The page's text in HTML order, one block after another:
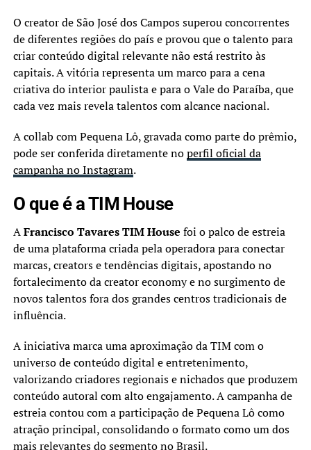
O creator de São José dos Campos superou concorrentes
de diferentes regiões do país e provou que o talento para
criar conteúdo digital relevante não está restrito às
capitais. A vitória representa um marco para a cena
criativa do interior paulista e para o Vale do Paraíba, que
cada vez mais revela talentos com alcance nacional.
A collab com Pequena Lô, gravada como parte do prêmio,
pode ser conferida diretamente noperfil oficial da
campanha no Instagram.
O que é a TIM House
AFrancisco Tavares TIM House foi o palco de estreia
de uma plataforma criada pela operadora para conectar
marcas, creators e tendências digitais, apostando no
fortalecimento da creator economy e no surgimento de
novos talentos fora dos grandes centros tradicionais de
influência.
A iniciativa marca uma aproximação da TIM com o
universo de conteúdo digital e entretenimento,
valorizando criadores regionais e nichados que produzem
conteúdo autoral com alto engajamento. A campanha de
estreia contou com a participação de Pequena Lô como
atração principal, consolidando o formato como um dos
mais relevantes do segmento no Brasil.